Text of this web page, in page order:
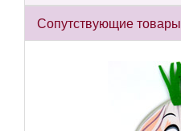
Сопутствующие товары